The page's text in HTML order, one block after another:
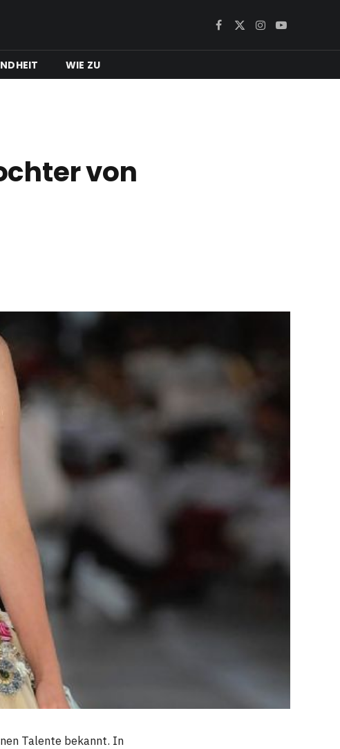
Facebook
X
Instagram
YouTube
WIE ZU
von
Talente bekannt. In